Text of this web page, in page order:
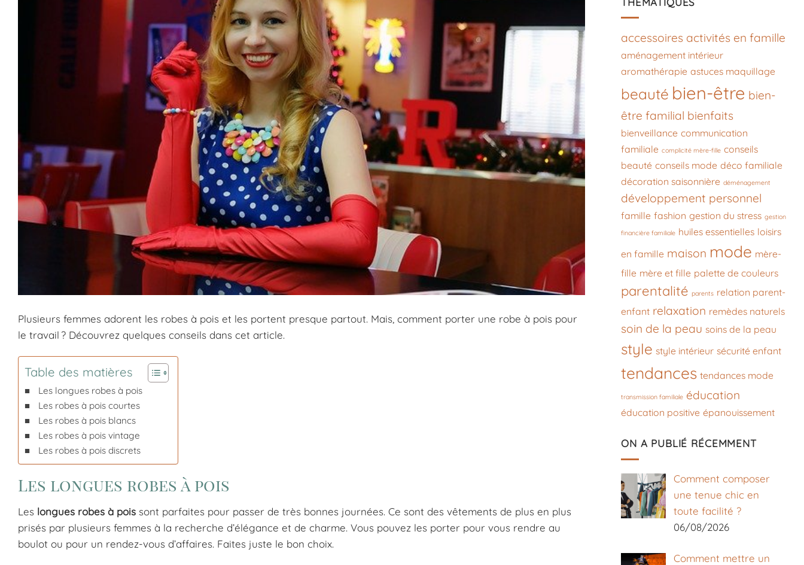
Plusieurs femmes adorent les robes à pois et les portent presque partout. Mais, comment porter une robe à pois pour
le travail ? Découvrez quelques conseils dans cet article.
Table des matières
Les longues robes à pois
Les robes à pois courtes
Les robes à pois blancs
Les robes à pois vintage
Les robes à pois discrets
Les longues robes à pois
Les longues robes à pois sont parfaites pour passer de très bonnes journées. Ce sont des vêtements de plus en plus
prisés par plusieurs femmes à la recherche d’élégance et de charme. Vous pouvez les porter pour vous rendre au
boulot ou pour un rendez-vous d’affaires. Faites juste le bon choix.
accessoires activités en famille
aménagement intérieur
aromathérapie astuces maquillage
beauté bien-être bien-
être familial bienfaits
bienveillance communication
familiale complicité mère-fille conseils
beauté conseils mode déco familiale
décoration saisonnière déménagement
développement personnel
famille fashion gestion du stress gestion
financière familiale huiles essentielles loisirs
en famille maison mode mère-
fille mère et fille palette de couleurs
parentalité parents relation parent-
enfant relaxation remèdes naturels
soin de la peau soins de la peau
style style intérieur sécurité enfant
tendances tendances mode
transmission familiale éducation
éducation positive épanouissement
ON A PUBLIÉ RÉCEMMENT
Comment composer
une tenue chic en
toute facilité ?
06/08/2026
Comment mettre un